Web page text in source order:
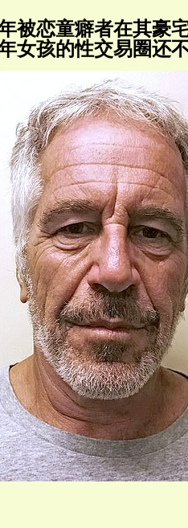
被恋童癖者在其豪
女孩的性交易圈还